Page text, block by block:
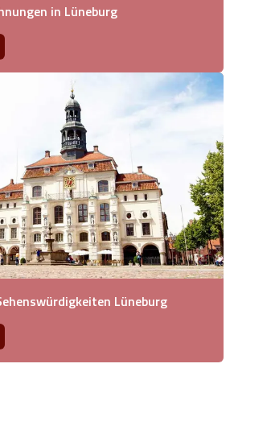
in Lüneburg
Lüneburg